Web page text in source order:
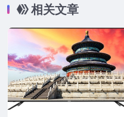
相关文章